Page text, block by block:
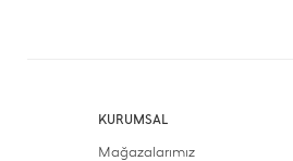
KURUMSAL
Mağazalarımız